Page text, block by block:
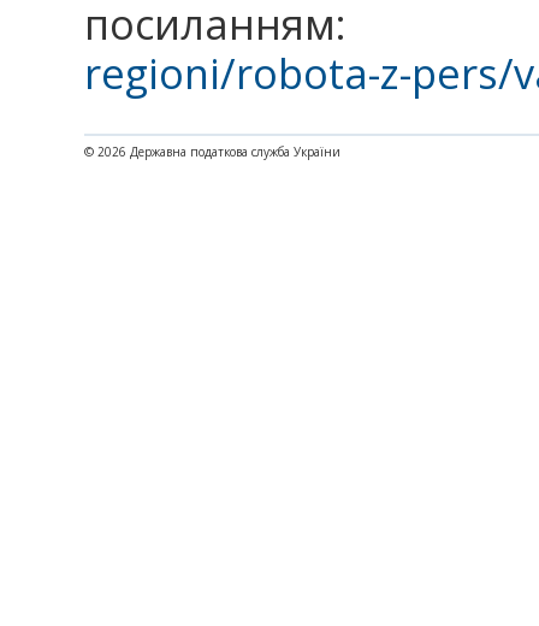
regioni/robota-z-pers/
© 2026 Державна податкова служба України